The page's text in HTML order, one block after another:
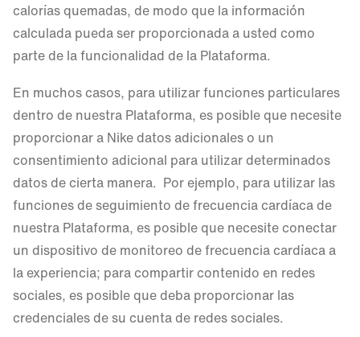
calorías quemadas, de modo que la información
calculada pueda ser proporcionada a usted como
parte de la funcionalidad de la Plataforma.
En muchos casos, para utilizar funciones particulares
dentro de nuestra Plataforma, es posible que necesite
proporcionar a Nike datos adicionales o un
consentimiento adicional para utilizar determinados
datos de cierta manera. Por ejemplo, para utilizar las
funciones de seguimiento de frecuencia cardíaca de
nuestra Plataforma, es posible que necesite conectar
un dispositivo de monitoreo de frecuencia cardíaca a
la experiencia; para compartir contenido en redes
sociales, es posible que deba proporcionar las
credenciales de su cuenta de redes sociales.